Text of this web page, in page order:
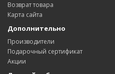
Возврат товара
Карта сайта
Дополнительно
Производители
Подарочный сертификат
Акции